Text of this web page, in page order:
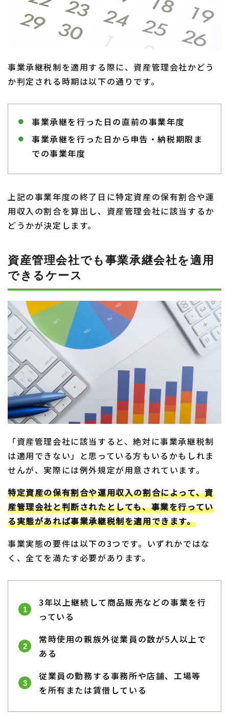
事業承継税制を適用する際に、資産管理会社かどう
か判定される時期は以下の通りです。
事業承継を行った日の直前の事業年度
事業承継を行った日から申告・納税期限ま
での事業年度
上記の事業年度の終了日に特定資産の保有割合や運
用収入の割合を算出し、資産管理会社に該当するか
どうかが決定します。
資産管理会社でも事業承継会社を適用
できるケース
「資産管理会社に該当すると、絶対に事業承継税制
は適用できない」と思っている方もいるかもしれま
せんが、実際には例外規定が用意されています。
特定資産の保有割合や運用収入の割合によって、資
産管理会社と判断されたとしても、事業を行ってい
る実態があれば事業承継税制を適用できます。
事業実態の要件は以下の3つです。いずれかではな
く、全てを満たす必要があります。
3年以上継続して商品販売などの事業を行
っている
常時使用の親族外従業員の数が5人以上で
ある
従業員の勤務する事務所や店舗、工場等
を所有または賃借している